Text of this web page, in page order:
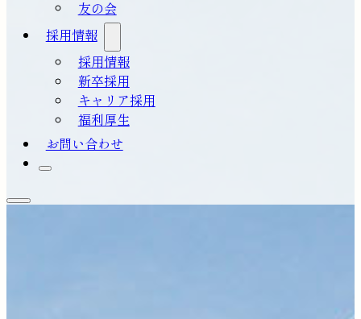
友の会
採用情報
採用情報
新卒採用
キャリア採用
福利厚生
お問い合わせ